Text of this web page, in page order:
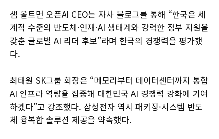
샘 올트먼 오픈AI CEO는 자사 블로그를 통해 “한국은 세
계적 수준의 반도체·인재·AI 생태계와 강력한 정부 지원을
갖춘 글로벌 AI 리더 후보”라며 한국의 경쟁력을 평가했
다.
최태원 SK그룹 회장은 “메모리부터 데이터센터까지 통합
AI 인프라 역량을 집중해 대한민국 AI 경쟁력 강화에 기여
하겠다”고 강조했다. 삼성전자 역시 패키징·시스템 반도
체 융복합 솔루션 제공을 약속했다.